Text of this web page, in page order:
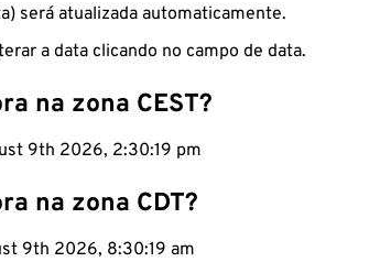
será atualizada automaticamente.
a data clicando no campo de data.
na zona CEST?
9th 2026, 2:30:20 pm
na zona CDT?
9th 2026, 8:30:20 am